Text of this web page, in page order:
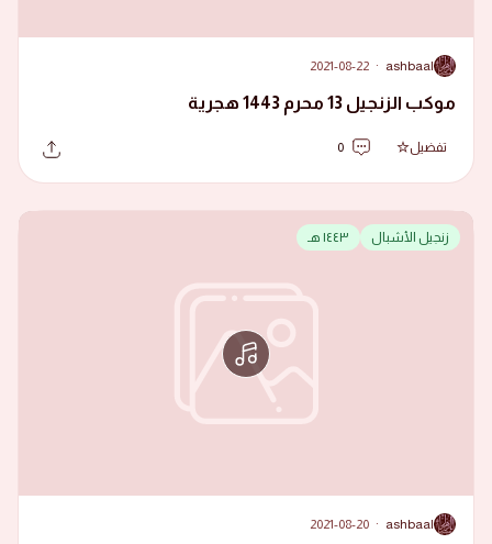
A
ashbaal
·
2021-08-22
موكب الزنجيل 13 محرم 1443 هجرية
تفضيل 0
زنجيل الأشبال ١٤٤٣ هـ
A
ashbaal
·
2021-08-20